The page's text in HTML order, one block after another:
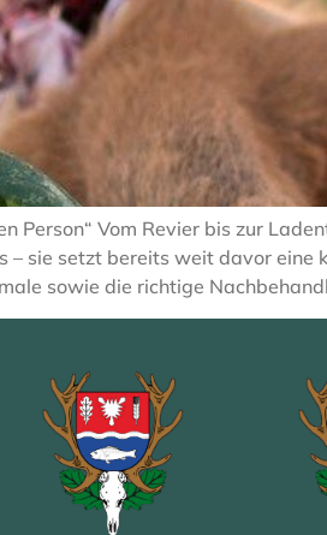
Person“ Vom Revier bis zur
– sie setzt bereits weit davor
sowie die richtige